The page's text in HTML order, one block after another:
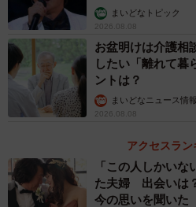
まいどなトピック
2026.08.08
お盆明けは介護
したい「離れて暮
ントは？
まいどなニュース情
2026.08.08
アクセスラン
「この人しかい
た夫婦 出会いは
今の思いを聞いた